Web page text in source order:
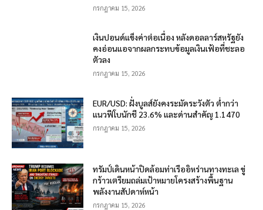
กรกฎาคม 15, 2026
เงินปอนด์แข็งค่าต่อเนื่อง หลังดอลลาร์สหรัฐยัง
คงอ่อนแอจากผลกระทบข้อมูลเงินเฟ้อที่ชะลอ
ตัวลง
กรกฎาคม 15, 2026
EUR/USD: ฝั่งบูลส์ยังคงระมัดระวังตัว ต่ำกว่า
แนวฟีโบนักชี 23.6% และด่านสำคัญ 1.1470
กรกฎาคม 15, 2026
ทรัมป์เดินหน้าปิดล้อมท่าเรืออิหร่านทางทะเล ขู่
กร้าวเตรียมถล่มเป้าหมายโครงสร้างพื้นฐาน
พลังงานสัปดาห์หน้า
กรกฎาคม 15, 2026